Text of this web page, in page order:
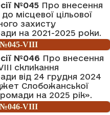
№045 Про внесення
місцевої цільової
захисту
на 2021-2025 роки.
№045-VIII
№046 Про внесення
скликання
від 24 грудня 2024
Слобожанської
на 2025 рік».
№046-VIII